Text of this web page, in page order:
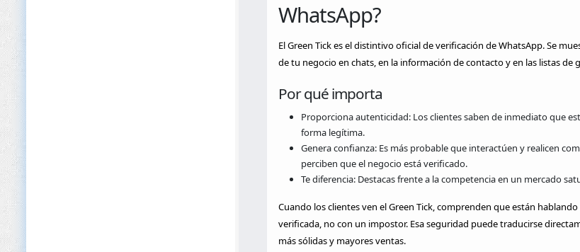
WhatsApp?
El Green Tick es el distintivo oficial de verificación de WhatsApp. Se
de tu negocio en chats, en la información de contacto y en las listas de
Por qué importa
Proporciona autenticidad: Los clientes saben de inmediato que
forma legítima.
Genera confianza: Es más probable que interactúen y realicen
perciben que el negocio está verificado.
Te diferencia: Destacas frente a la competencia en un mercado
Cuando los clientes ven el Green Tick, comprenden que están
verificada, no con un impostor. Esa seguridad puede traducirse
más sólidas y mayores ventas.